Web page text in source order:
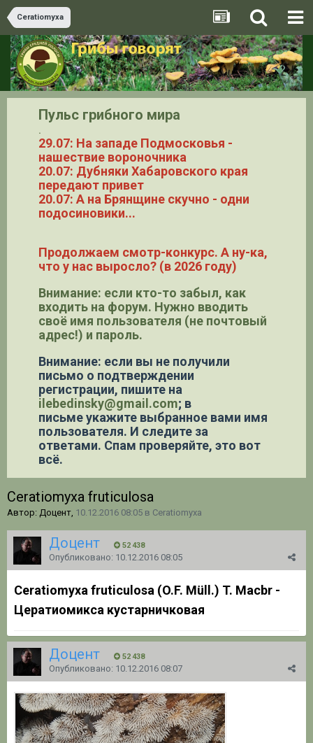
Ceratiomyxa
Пульс грибного мира
.
29.07: На западе Подмосковья -
нашествие вороночника
20.07: Дубняки Хабаровского края
передают привет
20.07: А на Брянщине скучно - одни
подосиновики...
Продолжаем смотр-конкурс. А ну-ка,
что у нас выросло? (в 2026 году)
Внимание: если кто-то забыл, как
входить на форум. Нужно вводить
своё имя пользователя (не почтовый
адрес!) и пароль.
Внимание: если вы не получили
письмо о подтверждении
регистрации, пишите на
ilebedinsky@gmail.com; в
письме укажите выбранное вами имя
пользователя. И следите за
ответами. Спам проверяйте, это вот
всё.
Ceratiomyxa fruticulosa
Автор: Доцент, 10.12.2016 08:05 в Ceratiomyxa
Доцент 52 438
Опубликовано: 10.12.2016 08:05
Ceratiomyxa fruticulosa (O.F. Müll.) T. Macbr -
Цератиомикса кустарничковая
Доцент 52 438
Опубликовано: 10.12.2016 08:07